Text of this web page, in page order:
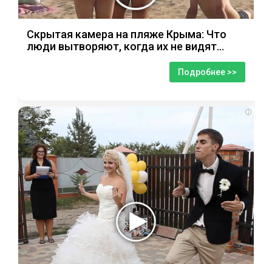
Скрытая камера на пляже Крыма: Что
люди вытворяют, когда их не видят...
Подробнее >>
i